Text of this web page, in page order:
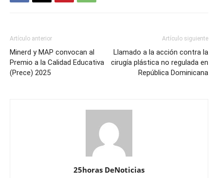
Artículo anterior
Minerd y MAP convocan al
Premio a la Calidad Educativa
(Prece) 2025
Artículo siguiente
Llamado a la acción contra la
cirugía plástica no regulada en
República Dominicana
25horas DeNoticias